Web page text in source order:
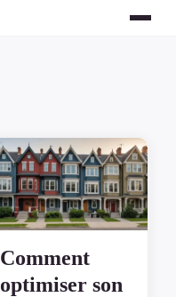
Comment
optimiser son